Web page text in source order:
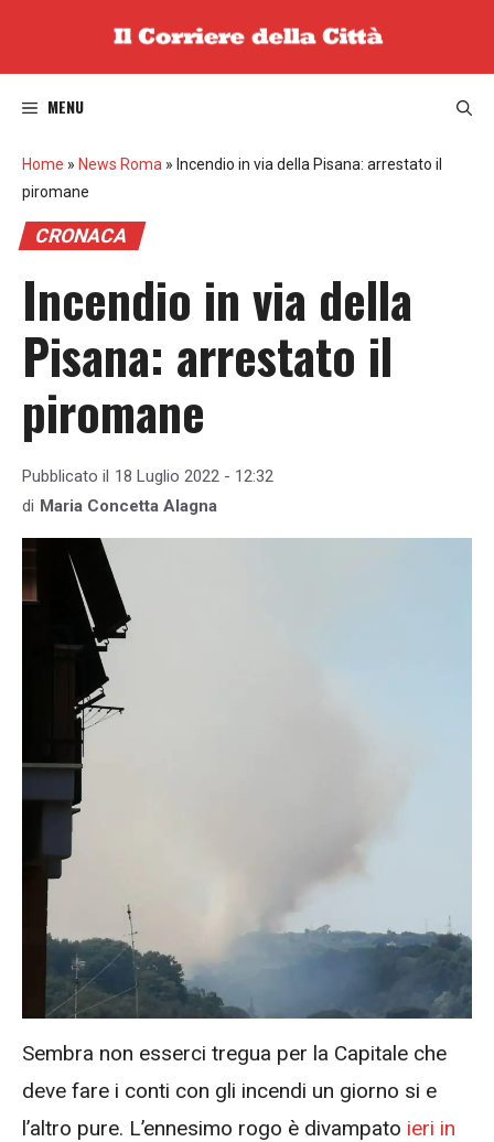
MENU
Home » News Roma » Incendio in via della Pisana: arrestato il
piromane
CRONACA
Incendio in via della
Pisana: arrestato il
piromane
Pubblicato il 18 Luglio 2022 - 12:32
di Maria Concetta Alagna
Sembra non esserci tregua per la Capitale che
deve fare i conti con gli incendi un giorno si e
l’altro pure. L’ennesimo rogo è divampato ieri in